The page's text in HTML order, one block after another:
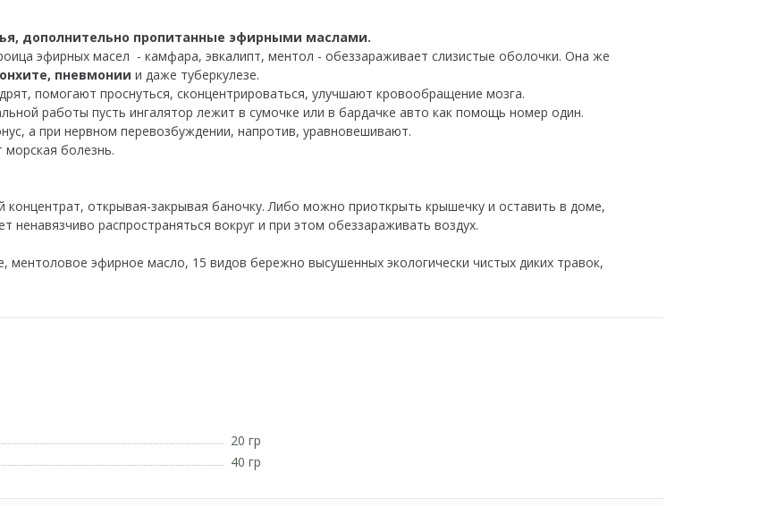
дополнительно пропитанные эфирными маслами.
эфирных масел - камфара, эвкалипт, ментол - обеззараживает слизистые оболочки. Она же
пневмонии и даже туберкулезе.
помогают проснуться, сконцентрироваться, улучшают кровообращение мозга.
работы пусть ингалятор лежит в сумочке или в бардачке авто как помощь номер один.
а при нервном перевозбуждении, напротив, уравновешивают.
морская болезнь.
концентрат, открывая-закрывая баночку. Либо можно приоткрыть крышечку и оставить в доме,
распространяться вокруг и при этом обеззараживать воздух.
эфирное масло, 15 видов бережно высушенных экологически чистых диких травок,
20 гр
40 гр